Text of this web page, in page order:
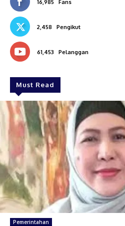
16,985 Fans
2,458 Pengikut
61,453 Pelanggan
Must Read
Pemerintahan